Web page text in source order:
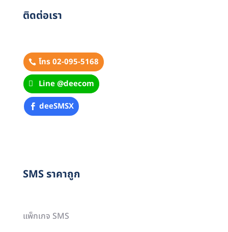
ติดต่อเรา
โทร 02-095-5168
Line @deecom
deeSMSX
SMS ราคาถูก
แพ็กเกจ SMS